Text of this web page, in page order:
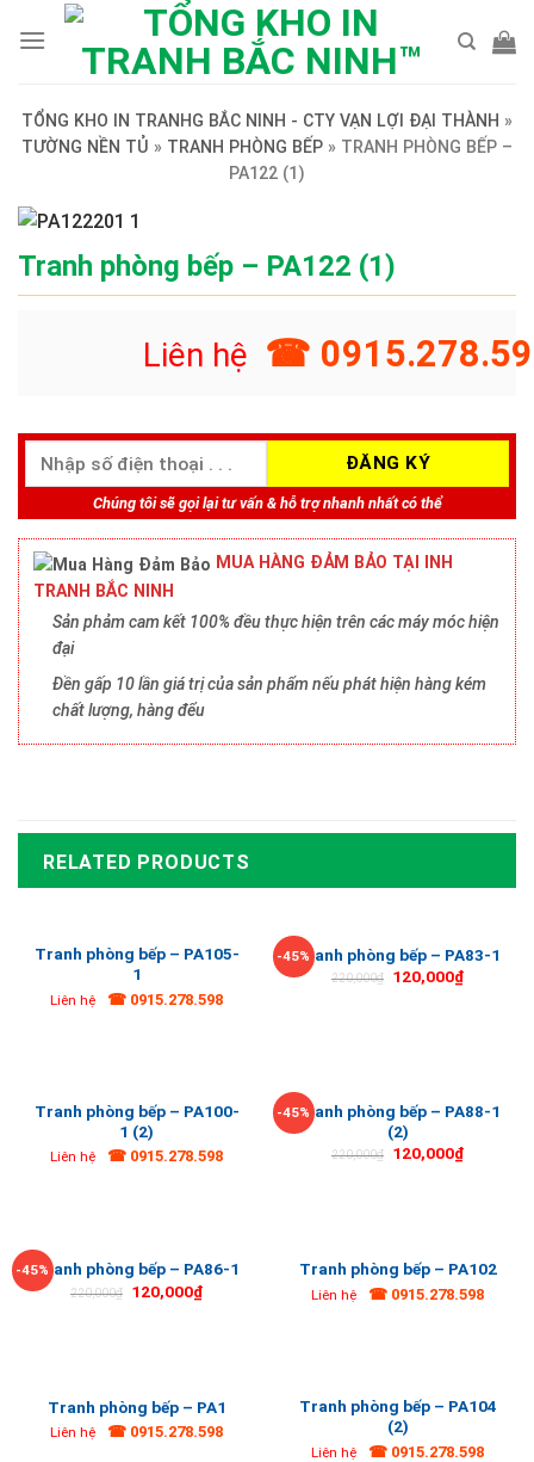
TỔNG KHO IN TRANHG BẮC NINH - CTY VẠN LỢI ĐẠI THÀNH »
TƯỜNG NỀN TỦ » TRANH PHÒNG BẾP » TRANH PHÒNG BẾP –
PA122 (1)
Tranh phòng bếp – PA122 (1)
Liên hệ ☎
Chúng tôi sẽ gọi lại tư vấn & hỗ trợ nhanh nhất có thể
MUA HÀNG ĐẢM BẢO TẠI INH
TRANH BẮC NINH
Sản phảm cam kết 100% đều thực hiện trên các máy móc hiện
đại
Đền gấp 10 lần giá trị của sản phẩm nếu phát hiện hàng kém
chất lượng, hàng đểu
RELATED PRODUCTS
Tranh phòng bếp – PA105-
1
Liên hệ ☎ 0915.278.598
-45%Tranh phòng bếp – PA83-1
220,000₫ 120,000₫
Tranh phòng bếp – PA100-
1 (2)
Liên hệ ☎ 0915.278.598
-45%Tranh phòng bếp – PA88-1
(2)
220,000₫ 120,000₫
-45%Tranh phòng bếp – PA86-1
220,000₫ 120,000₫
Tranh phòng bếp – PA102
Liên hệ ☎ 0915.278.598
Tranh phòng bếp – PA1
Liên hệ ☎ 0915.278.598
Tranh phòng bếp – PA104
(2)
Liên hệ ☎ 0915.278.598